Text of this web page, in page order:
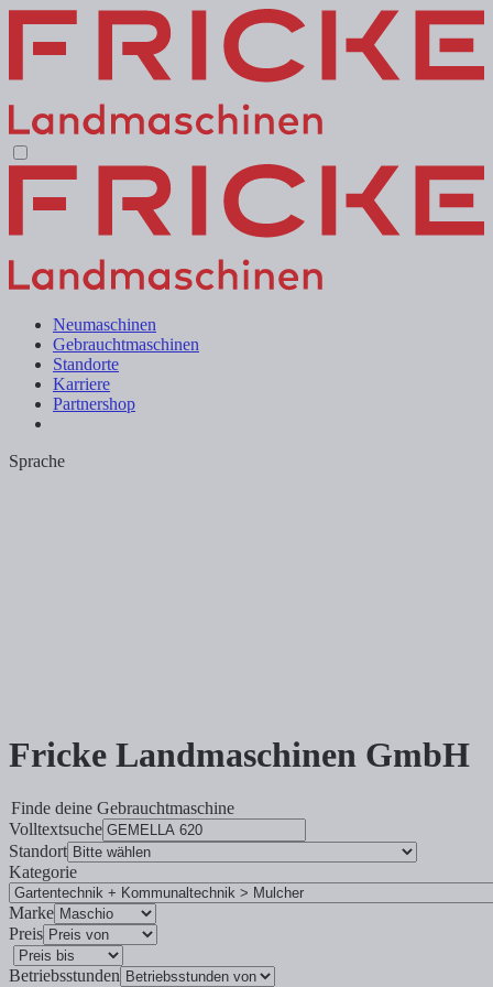
Neumaschinen
Gebrauchtmaschinen
Standorte
Karriere
Partnershop
Sprache
Fricke Landmaschinen GmbH
Finde deine Gebrauchtmaschine
Volltextsuche
Standort
Kategorie
Marke
Preis
Betriebsstunden